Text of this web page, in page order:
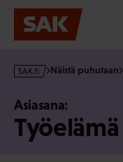
Hyppää
sisältöön
s
k
·
Näistä puhutaan
Asiasana:
Työelämä